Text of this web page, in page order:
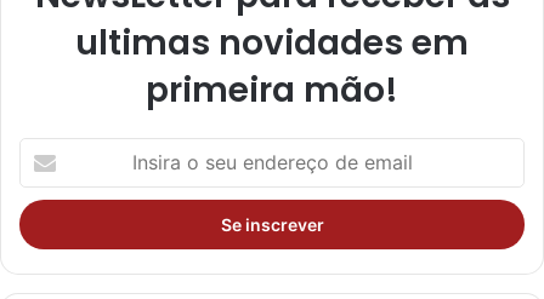
ultimas novidades em
primeira mão!
s
i
a